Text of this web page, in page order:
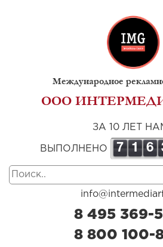
Международное
ООО
ЗА 10 ЛЕТ
ВЫПОЛНЕНО 7 1 6
8 495 369-
8 800 100-